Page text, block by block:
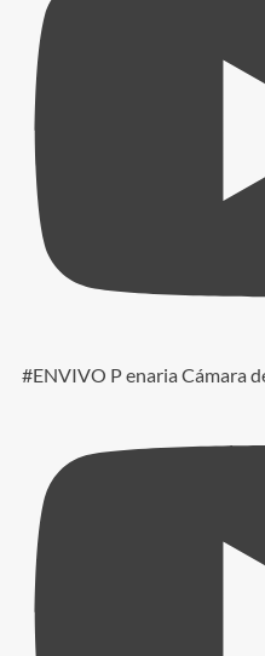
#ENVIVO P enaria Cámara